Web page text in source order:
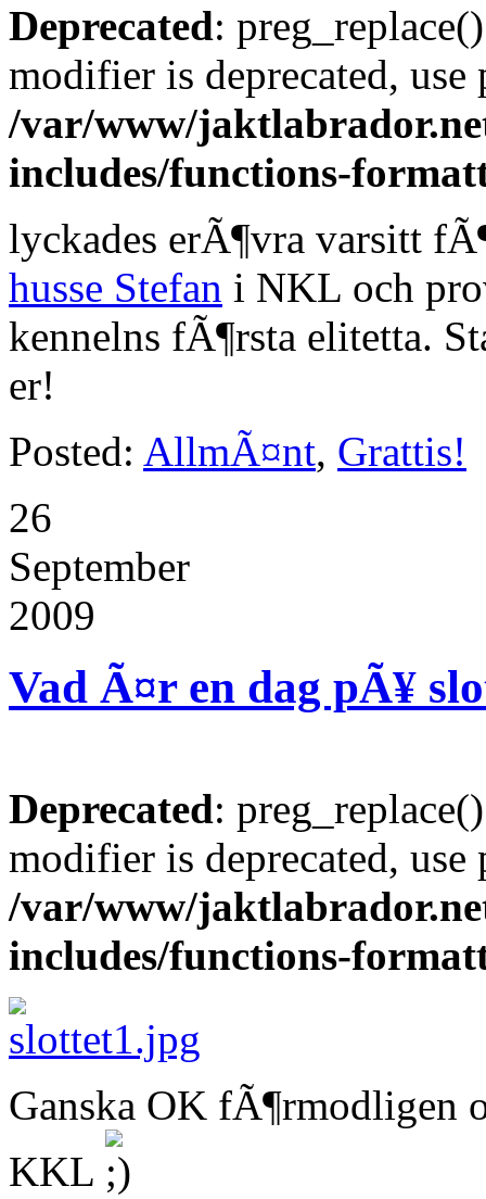
Deprecated:
modifier is deprecated,
/var/www/
includes/functions-
lyckades erÃ¶vra varsitt
husse Stefan i NKL och
kennelns fÃ¶rsta elitetta.
er!
Posted: AllmÃ¤nt, Grattis!
26
September
2009
Vad Ã¤r en dag pÃ¥
Deprecated:
modifier is deprecated,
/var/www/
includes/functions-
Ganska OK fÃ¶rmodligen
KKL